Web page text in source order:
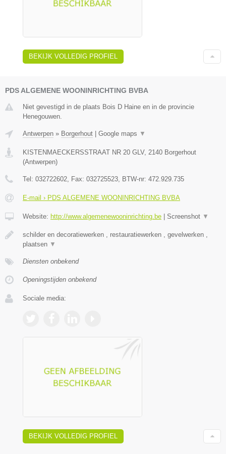
BEKIJK VOLLEDIG PROFIEL
PDS ALGEMENE WOONINRICHTING BVBA
Niet gevestigd in de plaats Bois D Haine en in de provincie
Henegouwen.
Antwerpen » Borgerhout Google maps ▼
KISTENMAECKERSSTRAAT NR 20 GLV, 2140 Borgerhout
(Antwerpen)
Tel: 032722602, Fax: 032725523, BTW-nr: 472.929.735
E-mail › PDS ALGEMENE WOONINRICHTING BVBA
Website: http://www.algemenewooninrichting.be Screenshot ▼
schilder en decoratiewerken , restauratiewerken , gevelwerken ,
plaatsen ▼
Diensten onbekend
Openingstijden onbekend
Sociale media:
BEKIJK VOLLEDIG PROFIEL